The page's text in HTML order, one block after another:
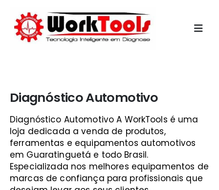
Diagnóstico Automotivo
Diagnóstico Automotivo A WorkTools é uma
loja dedicada a venda de produtos,
ferramentas e equipamentos automotivos
em Guaratinguetá e todo Brasil.
Especializada nos melhores equipamentos de
marcas de confiança para profissionais que